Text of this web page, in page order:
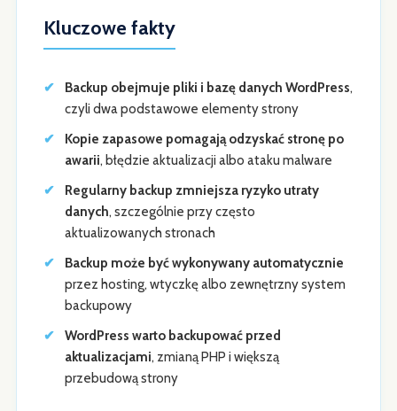
Kluczowe fakty
Backup obejmuje pliki i bazę danych WordPress,
czyli dwa podstawowe elementy strony
Kopie zapasowe pomagają odzyskać stronę po
awarii, błędzie aktualizacji albo ataku malware
Regularny backup zmniejsza ryzyko utraty
danych, szczególnie przy często
aktualizowanych stronach
Backup może być wykonywany automatycznie
przez hosting, wtyczkę albo zewnętrzny system
backupowy
WordPress warto backupować przed
aktualizacjami, zmianą PHP i większą
przebudową strony